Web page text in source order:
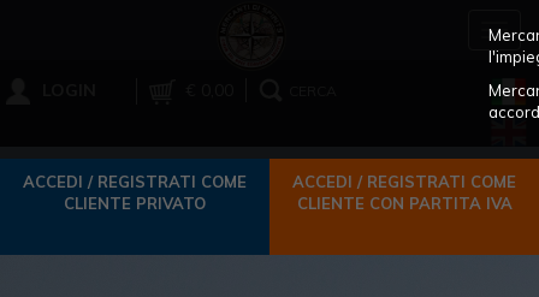
ACCEDI / REGISTRATI COME
CLIENTE PRIVATO
ACCEDI / REGISTRATI COME
CLIENTE CON PARTITA IVA